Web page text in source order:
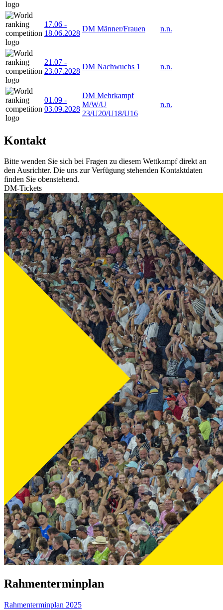
17.06 -
18.06.2028
DM Männer/Frauen n.n.
21.07 -
23.07.2028
DM Nachwuchs 1 n.n.
01.09 -
03.09.2028
DM Mehrkampf
M/W/U
23/U20/U18/U16
n.n.
Kontakt
Bitte wenden Sie sich bei Fragen zu diesem Wettkampf direkt an
den Ausrichter. Die uns zur Verfügung stehenden Kontaktdaten
finden Sie obenstehend.
DM-Tickets
Rahmenterminplan
Rahmenterminplan 2025